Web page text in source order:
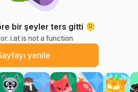
bir şeyler ters gitti 🫠
i.at is not a function
yenile